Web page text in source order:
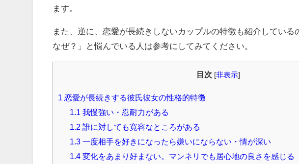
ます。
また、逆に、恋愛が長続きしないカップルの特徴も紹介してい
なぜ？」と悩んでいる人は参考にしてみてください。
目次 [非表示
1 恋愛が長続きする彼氏彼女の性格的特徴
1.1 我慢強い・忍耐力がある
1.2 誰に対しても寛容なところがある
1.3 一度相手を好きになったら嫌いにならない・情が深い
1.4 変化をあまり好まない。マンネリでも居心地の良さを感じる